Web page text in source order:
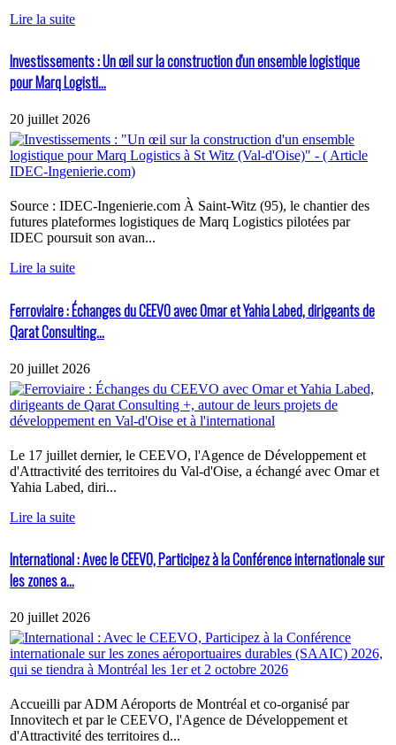
Lire la suite
Investissements : Un œil sur la construction d'un ensemble logistique
pour Marq Logisti...
20 juillet 2026
Source : IDEC-Ingenierie.com À Saint-Witz (95), le chantier des
futures plateformes logistiques de Marq Logistics pilotées par
IDEC poursuit son avan...
Lire la suite
Ferroviaire : Échanges du CEEVO avec Omar et Yahia Labed, dirigeants de
Qarat Consulting...
20 juillet 2026
Le 17 juillet dernier, le CEEVO, l'Agence de Développement et
d'Attractivité des territoires du Val-d'Oise, a échangé avec Omar et
Yahia Labed, diri...
Lire la suite
International : Avec le CEEVO, Participez à la Conférence internationale sur
les zones a...
20 juillet 2026
Accueilli par ADM Aéroports de Montréal et co-organisé par
Innovitech et par le CEEVO, l'Agence de Développement et
d'Attractivité des territoires d...